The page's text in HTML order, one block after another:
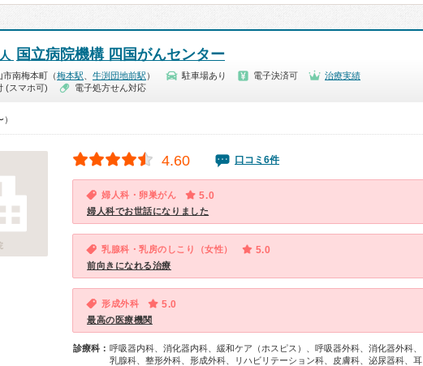
国立病院機構 四国がんセンター
市南梅本町（梅本駅 牛渕団地前駅 ） 駐車場あり 電子決済可
治療実績
(スマホ可)
電子処方せん対応
4.60 口コミ6件
婦人科・卵巣がん 5.0
婦人科でお世話になりました
乳腺科・乳房のしこり（女性） 5.0
前向きになれる治療
形成外科 5.0
最高の医療機関
診療科： 呼吸器内科、消化器内科、緩和ケア（ホスピス）、呼吸器外科、消化器外科、
乳腺科、整形外科、形成外科、リハビリテーション科、皮膚科、泌尿器科、耳